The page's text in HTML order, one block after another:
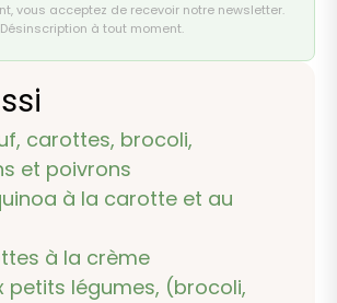
vous acceptez de recevoir notre newsletter.
Désinscription à tout moment.
carottes, brocoli,
et poivrons
à la carotte et au
à la crème
petits légumes, (brocoli,